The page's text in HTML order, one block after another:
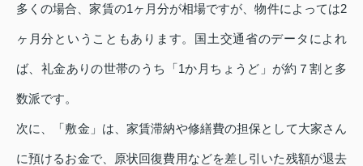
多くの場合、家賃の1ヶ月分が相場ですが、物件によっては2
ヶ月分ということもあります。国土交通省のデータによれ
ば、礼金ありの世帯のうち「1か月ちょうど」が約７割と多
数派です。
次に、「敷金」は、家賃滞納や修繕費の担保として大家さん
に預けるお金で、原状回復費用などを差し引いた残額が退去